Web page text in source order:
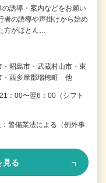
誘導・案内などをお願い
者の誘導や声掛けから始め
方がほとん…
昭島市・武蔵村山市・東
・西多摩郡瑞穂町 他
：00〜翌6：00（シフト
警備業法による（例外事
見る